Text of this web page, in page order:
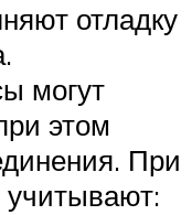
отладку
могут
этом
При